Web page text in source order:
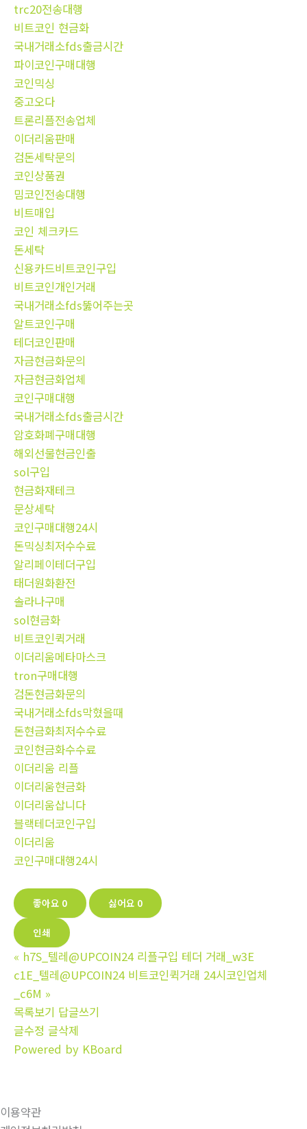
trc20전송대행
비트코인 현금화
국내거래소fds출금시간
파이코인구매대행
코인믹싱
중고오다
트론리플전송업체
이더리움판매
검돈세탁문의
코인상품권
밈코인전송대행
비트매입
코인 체크카드
돈세탁
신용카드비트코인구입
비트코인개인거래
국내거래소fds뚫어주는곳
알트코인구매
테더코인판매
자금현금화문의
자금현금화업체
코인구매대행
국내거래소fds출금시간
암호화폐구매대행
해외선물현금인출
sol구입
현금화재테크
문상세탁
코인구매대행24시
돈믹싱최저수수료
알리페이테더구입
태더원화환전
솔라나구매
sol현금화
비트코인퀵거래
이더리움메타마스크
tron구매대행
검돈현금화문의
국내거래소fds막혔을때
돈현금화최저수수료
코인현금화수수료
이더리움 리플
이더리움현금화
이더리움삽니다
블랙테더코인구입
이더리움
코인구매대행24시
좋아요 0 싫어요 0
인쇄
« h7S_텔레@UPCOIN24 리플구입 테더 거래_w3E
c1E_텔레@UPCOIN24 비트코인퀵거래 24시코인업체
_c6M »
목록보기 답글쓰기
글수정 글삭제
Powered by KBoard
이용약관